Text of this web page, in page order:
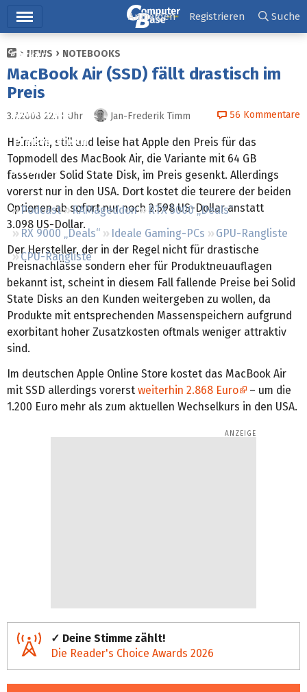
Ticker
Tests
Downloads
Preisvergleich
Forum
Podcast RAMageddon
RTX 5000 „Deals“
RX 9000 „Deals“
Ideale Gaming-PCs
GPU-Rangliste
CPU-Rangliste
Anmelden Registrieren Suche
NEWS NOTEBOOKS
MacBook Air (SSD) fällt drastisch im
Preis
3.7.2008 22:11 Uhr Jan-Frederik Timm 56 Kommentare
Heimlich, still und leise hat Apple den Preis für das
Topmodell des MacBook Air, die Variante mit 64 GB
fassender Solid State Disk, im Preis gesenkt. Allerdings
vorerst nur in den USA. Dort kostet die teurere der beiden
Optionen ab sofort nur noch 2.598 US-Dollar anstatt
3.098 US-Dollar.
Der Hersteller, der in der Regel nicht für drastische
Preisnachlässe sondern eher für Produktneuauflagen
bekannt ist, scheint in diesem Fall fallende Preise bei Solid
State Disks an den Kunden weitergeben zu wollen, da
Produkte mit entsprechenden Massenspeichern aufgrund
exorbitant hoher Zusatzkosten oftmals weniger attraktiv
sind.
Im deutschen Apple Online Store kostet das MacBook Air
mit SSD allerdings vorerst weiterhin 2.868 Euro
– um die
1.200 Euro mehr als zum aktuellen Wechselkurs in den USA.
✓ Deine Stimme zählt!
Die Reader's Choice Awards 2026